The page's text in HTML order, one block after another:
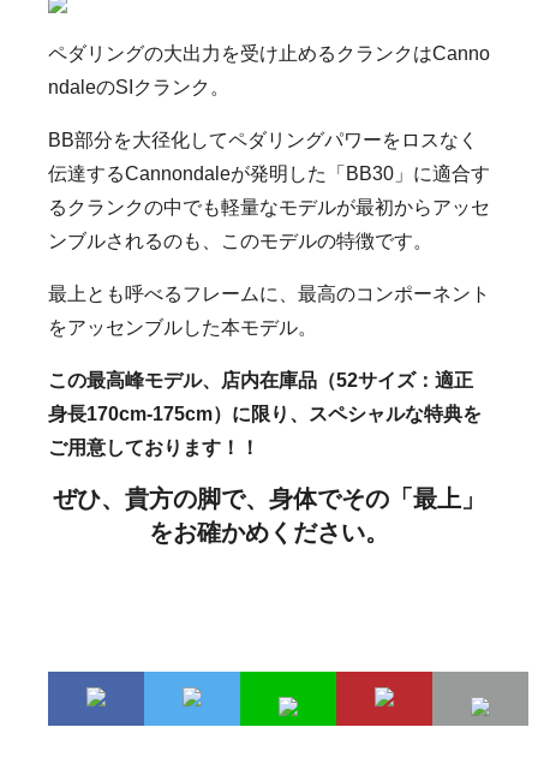
ペダリングの大出力を受け止めるクランクはCanno
ndaleのSIクランク。
BB部分を大径化してペダリングパワーをロスなく
伝達するCannondaleが発明した「BB30」に適合す
るクランクの中でも軽量なモデルが最初からアッセ
ンブルされるのも、このモデルの特徴です。
最上とも呼べるフレームに、最高のコンポーネント
をアッセンブルした本モデル。
この最高峰モデル、店内在庫品（52サイズ：適正
身長170cm-175cm）に限り、スペシャルな特典を
ご用意しております！！
ぜひ、貴方の脚で、身体でその「最上」
をお確かめください。